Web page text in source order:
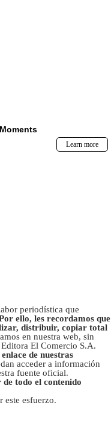
periodística que
ello, les recordamos que
distribuir, copiar total
en nuestra web, sin
El Comercio S.A.
de nuestras
acceder a información
fuente oficial.
todo el contenido
este esfuerzo.